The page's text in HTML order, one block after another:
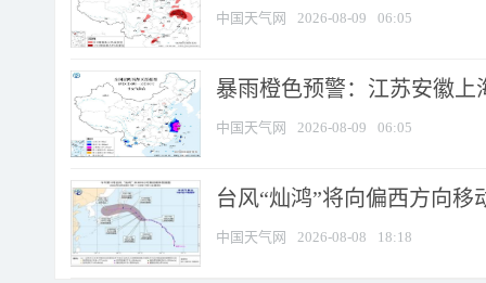
中国天气网 2026-08-09 06:05
暴雨橙色预警：江苏安徽上
中国天气网 2026-08-09 06:05
台风“灿鸿”将向偏西方向移
中国天气网 2026-08-08 18:18